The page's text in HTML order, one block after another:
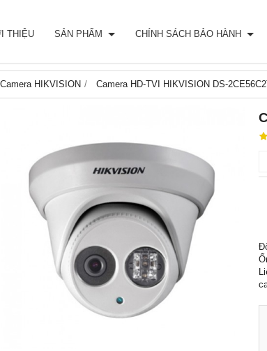
THIỆU SẢN PHẨM CHÍNH SÁCH BẢO HÀNH
Camera HIKVISION Camera HD-TVI HIKVISION DS-